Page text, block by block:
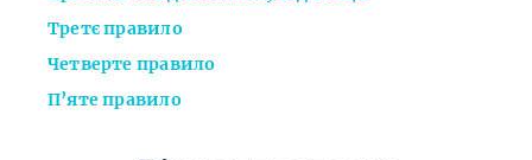
Третє правило
Четверте правило
П’яте правило